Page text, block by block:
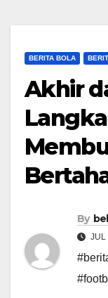
BERITA BOLA
Akhir
By
JUL